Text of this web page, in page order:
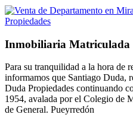
Inmobiliaria Matriculada
Para su tranquilidad a la hora de
informamos que Santiago Duda,
Duda Propiedades continuando
1954, avalada por el Colegio de
de General. Pueyrredón